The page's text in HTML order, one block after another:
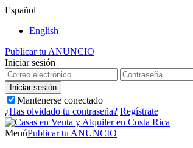
Español
English
Publicar tu ANUNCIO
Iniciar sesión
Mantenerse conectado
¿Has olvidado tu contraseña? Regístrate
MenúPublicar tu ANUNCIO